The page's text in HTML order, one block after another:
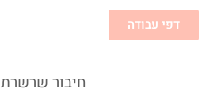
דפי עבודה
חיבור שרשרת